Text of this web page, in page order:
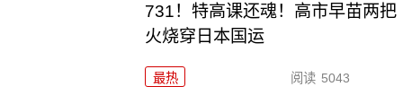
731！特高课还魂！高市早苗两把
火烧穿日本国运
最热 阅读 5043